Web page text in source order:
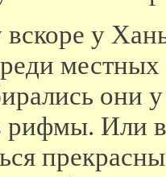
у
они
рифмы. Или